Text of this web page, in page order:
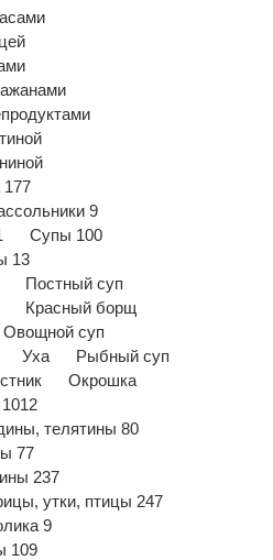
9
Супы 100
13
Постный суп
Красный борщ
Овощной суп
Уха
Рыбный суп
Окрошка
телятины 80
77
237
утки, птицы 247
9
109